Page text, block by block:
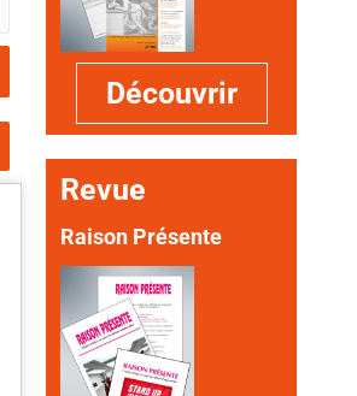
Découvrir
Revue
Raison Présente